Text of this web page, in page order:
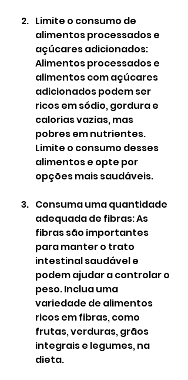
Limite o consumo de
alimentos processados e
açúcares adicionados:
Alimentos processados e
alimentos com açúcares
adicionados podem ser
ricos em sódio, gordura e
calorias vazias, mas
pobres em nutrientes.
Limite o consumo desses
alimentos e opte por
opções mais saudáveis.
Consuma uma quantidade
adequada de fibras: As
fibras são importantes
para manter o trato
intestinal saudável e
podem ajudar a controlar o
peso. Inclua uma
variedade de alimentos
ricos em fibras, como
frutas, verduras, grãos
integrais e legumes, na
dieta.